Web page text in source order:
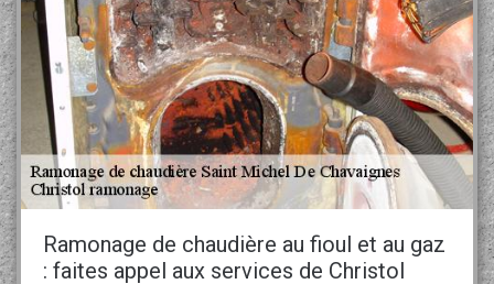
Ramonage de chaudière au fioul et au gaz
: faites appel aux services de Christol